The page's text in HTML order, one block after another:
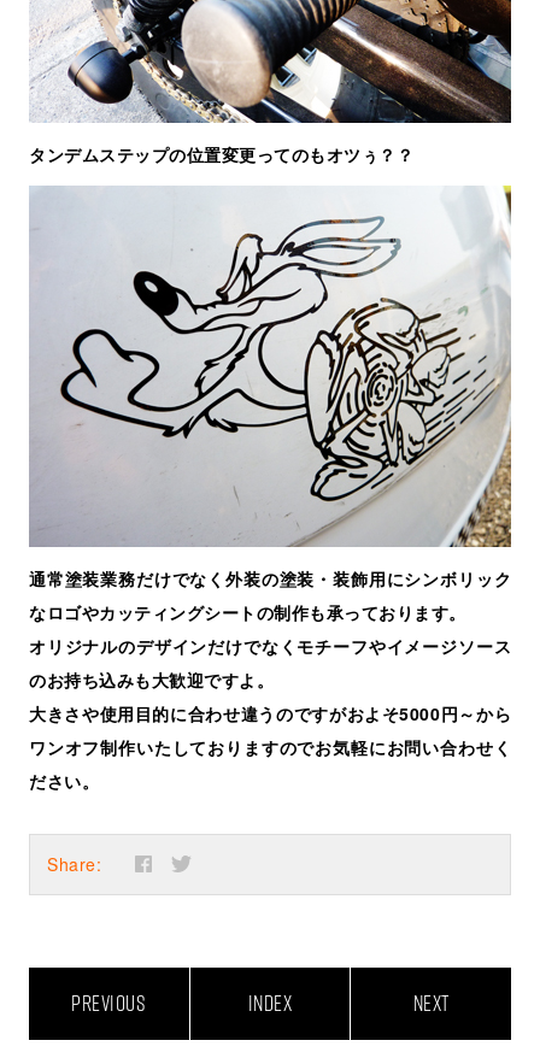
タンデムステップの位置変更ってのもオツぅ？？
通常塗装業務だけでなく外装の塗装・装飾用にシンボリック
なロゴやカッティングシートの制作も承っております。
オリジナルのデザインだけでなくモチーフやイメージソース
のお持ち込みも大歓迎ですよ。
大きさや使用目的に合わせ違うのですがおよそ5000円～から
ワンオフ制作いたしておりますのでお気軽にお問い合わせく
ださい。
Share:
PREVIOUS INDEX NEXT